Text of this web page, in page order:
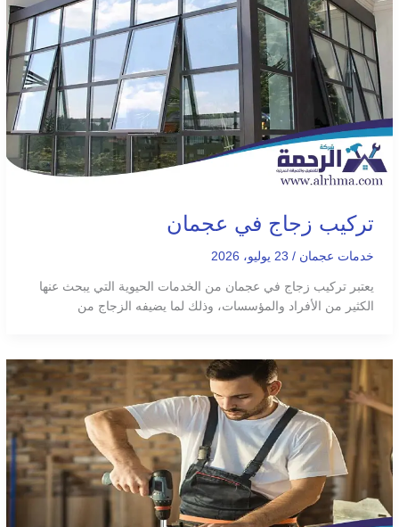
تركيب زجاج في عجمان
خدمات عجمان/23 يوليو، 2026
يعتبر تركيب زجاج في عجمان من الخدمات الحيوية التي يبحث عنها
الكثير من الأفراد والمؤسسات، وذلك لما يضيفه الزجاج من